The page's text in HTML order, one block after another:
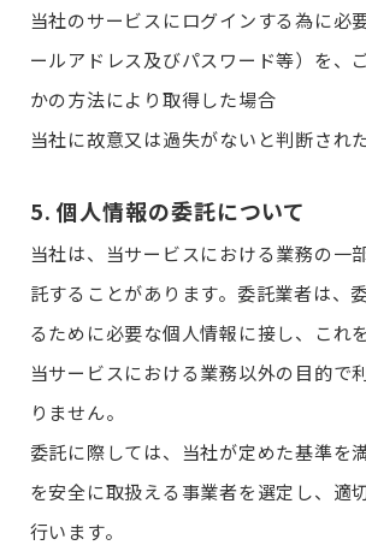
当社のサービスにログインする為に必
ールアドレス及びパスワード等）を、
かの方法により取得した場合
当社に故意又は過失がないと判断され
5. 個人情報の委託について
当社は、当サービスにおける業務の一
託することがあります。委託業者は、
るために必要な個人情報に接し、これ
当サービスにおける業務以外の目的で
りません。
委託に際しては、当社が定めた基準を
を安全に取扱える事業者を選定し、適
行います。